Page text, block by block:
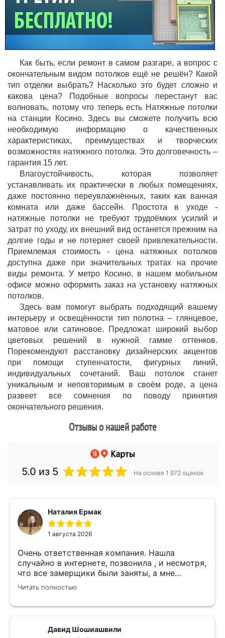
Как быть, если ремонт в самом разгаре, а вопрос с
окончательным видом потолков ещё не решён? Какой
тип отделки выбрать? Насколько это будет сложно и
какова цена? Подобные вопросы перестанут вас
волновать, потому что теперь есть Натяжные потолки
на станции Косино. Здесь вы сможете получить всю
необходимую информацию о качественных
характеристиках, преимуществах и творческих
возможностях натяжного потолка. Это долговечность –
гарантия 15 лет.
Влагоустойчивость, которая позволяет
устанавливать их практически в любых помещениях,
даже постоянно переувлажнённых, таких как ванная
комната или даже бассейн. Простота в уходе -
натяжные потолки не требуют трудоёмких усилий и
затрат по уходу, их внешний вид останется прежним на
долгие годы и не потеряет своей привлекательности.
Приемлемая стоимость - цена натяжных потолков
доступна даже при значительных тратах на прочие
виды ремонта. У метро Косино, в нашем мобильном
офисе можно оформить заказ на установку натяжных
потолков.
Здесь вам помогут выбрать подходящий вашему
интерьеру и освещённости тип полотна – глянцевое,
матовое или сатиновое. Предложат широкий выбор
цветовых решений в нужной гамме оттенков.
Порекомендуют расстановку дизайнерских акцентов
при помощи ступенчатости, фигурных линий,
индивидуальных сочетаний. Ваш потолок станет
уникальным и неповторимым в своём роде, а цена
развеет все сомнения по поводу принятия
окончательного решения.
Отзывы о нашей работе
5.0 из 5 На основе 1 972 оценок
Наталия Ермак
1 августа 2026
Очень ответственная компания. Нашла
случайно в интернете, позвонила , и несмотря,
что все замерщики были заняты, а мне
улетать, очень оперативно помогли. Был
замерщик Денис, потрясающий парень, все
Читать полностью
Давид Шошиашвили